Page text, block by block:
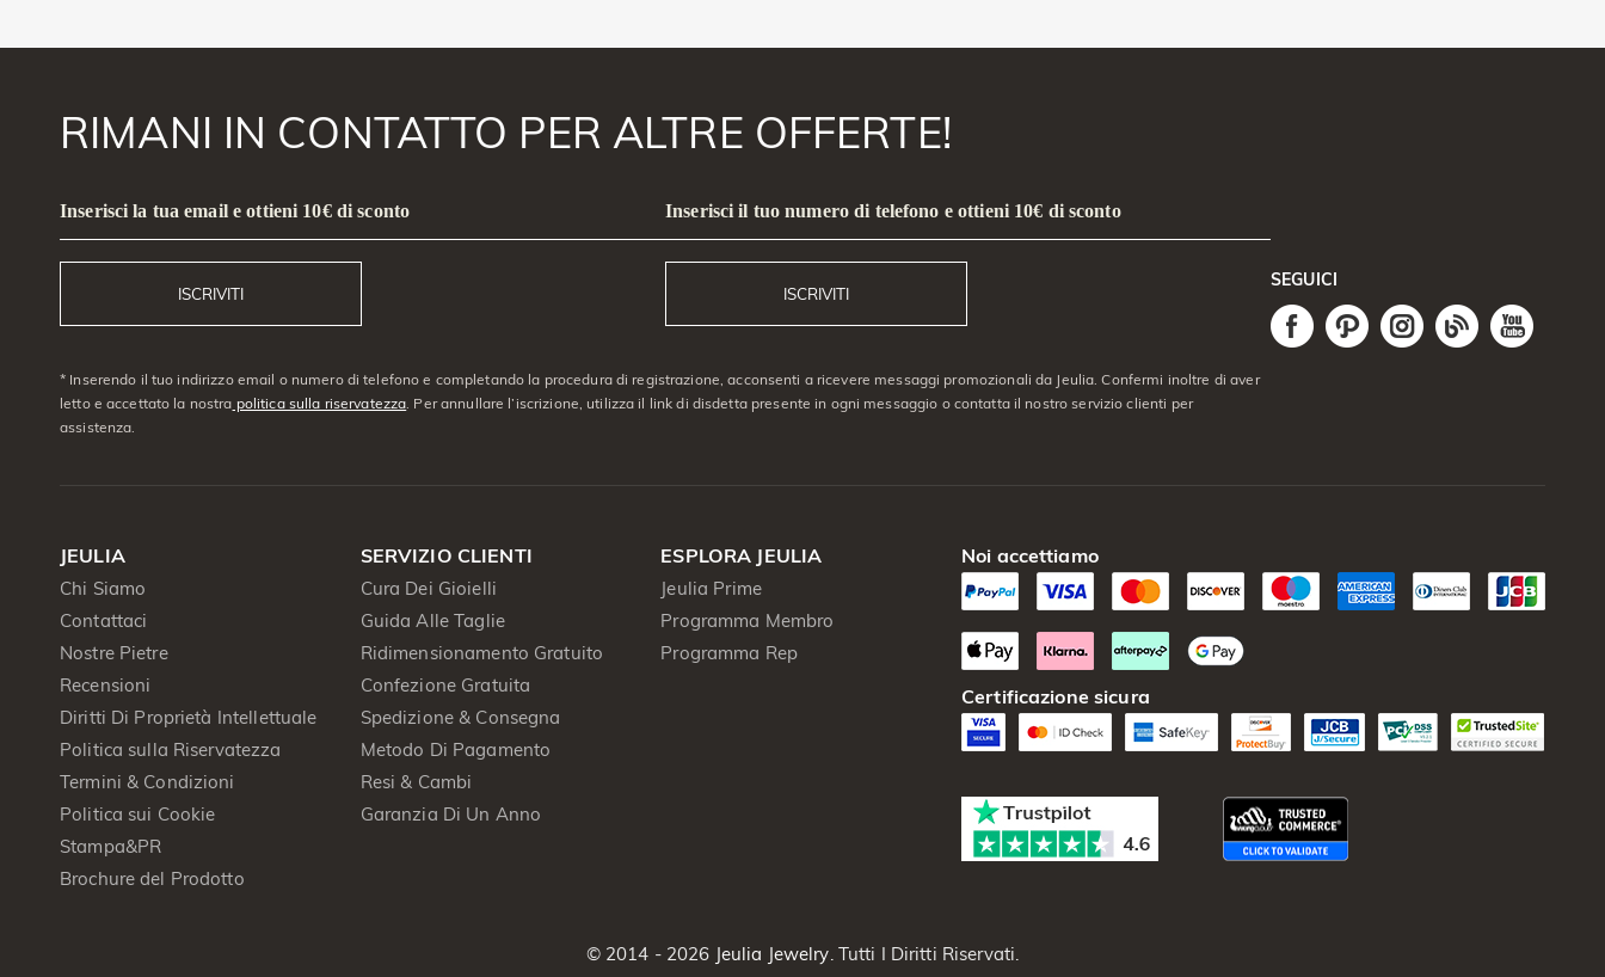
RIMANI IN CONTATTO PER ALTRE OFFERTE!
Inserisci la tua email e ottieni 10€ di sconto
ISCRIVITI
Inserisci il tuo numero di telefono e ottieni 10€ di sconto
ISCRIVITI
* Inserendo il tuo indirizzo email o numero di telefono e completando la procedura di registrazione, acconsenti a ricevere messaggi promozionali da Jeulia. Confermi inoltre di aver
letto e accettato la nostra politica sulla riservatezza . Per annullare l’iscrizione, utilizza il link di disdetta presente in ogni messaggio o contatta il nostro servizio clienti per
assistenza.
SEGUICI
JEULIA
Chi Siamo
Contattaci
Nostre Pietre
Recensioni
Diritti Di Proprietà Intellettuale
Politica sulla Riservatezza
Termini & Condizioni
Politica sui Cookie
Stampa&PR
Brochure del Prodotto
SERVIZIO CLIENTI
Cura Dei Gioielli
Guida Alle Taglie
Ridimensionamento Gratuito
Confezione Gratuita
Spedizione & Consegna
Metodo Di Pagamento
Resi & Cambi
Garanzia Di Un Anno
ESPLORA JEULIA
Jeulia Prime
Programma Membro
Programma Rep
Noi accettiamo
Certificazione sicura
© 2014 - 2026 Jeulia Jewelry . Tutti I Diritti Riservati.